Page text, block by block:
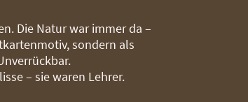
Die Natur war immer da –
sondern als
– sie waren Lehrer.